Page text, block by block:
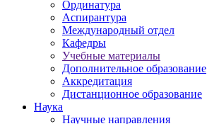
Ординатура
Аспирантура
Международный отдел
Кафедры
Учебные материалы
Дополнительное образование
Аккредитация
Дистанционное образование
Наука
Научные направления